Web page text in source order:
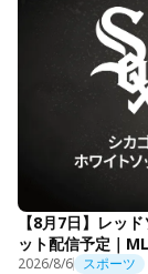
【8月7日】レッ
ット配信予定｜
2026/8/6 スポーツ